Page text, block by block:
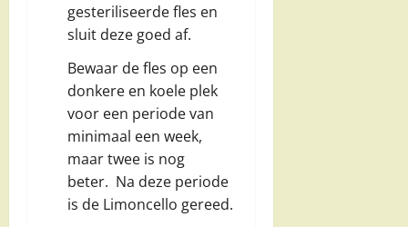
gesteriliseerde fles en
sluit deze goed af.
Bewaar de fles op een
donkere en koele plek
voor een periode van
minimaal een week,
maar twee is nog
beter. Na deze periode
is de Limoncello gereed.